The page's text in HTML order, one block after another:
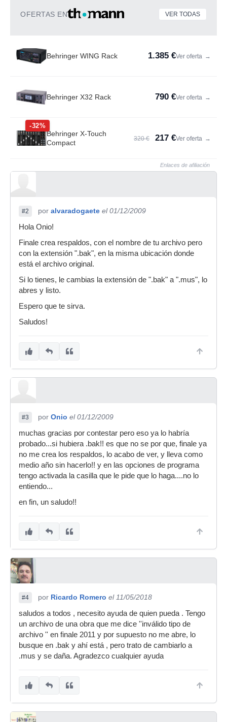
OFERTAS EN VER TODAS
Behringer WING Rack 1.385 €Ver oferta →
Behringer X32 Rack 790 €Ver oferta →
-32%
Behringer X-Touch
Compact
320 € 217 €Ver oferta →
Enlaces de afiliación
#2 por alvaradogaete el 01/12/2009
Hola Onio!
Finale crea respaldos, con el nombre de tu archivo pero
con la extensión ".bak", en la misma ubicación donde
está el archivo original.
Si lo tienes, le cambias la extensión de ".bak" a ".mus", lo
abres y listo.
Espero que te sirva.
Saludos!
#3 por Onio el 01/12/2009
muchas gracias por contestar pero eso ya lo habría
probado...si hubiera .bak!! es que no se por que, finale ya
no me crea los respaldos, lo acabo de ver, y lleva como
medio año sin hacerlo!! y en las opciones de programa
tengo activada la casilla que le pide que lo haga....no lo
entiendo...
en fin, un saludo!!
#4 por Ricardo Romero el 11/05/2018
saludos a todos , necesito ayuda de quien pueda . Tengo
un archivo de una obra que me dice ''inválido tipo de
archivo '' en finale 2011 y por supuesto no me abre, lo
busque en .bak y ahí está , pero trato de cambiarlo a
.mus y se daña. Agradezco cualquier ayuda